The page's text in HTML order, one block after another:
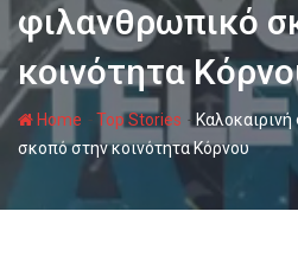
φιλανθρωπικό
κοινότητα
Home -Top Stories -
σκοπό στην κοινότητα Κόρνου